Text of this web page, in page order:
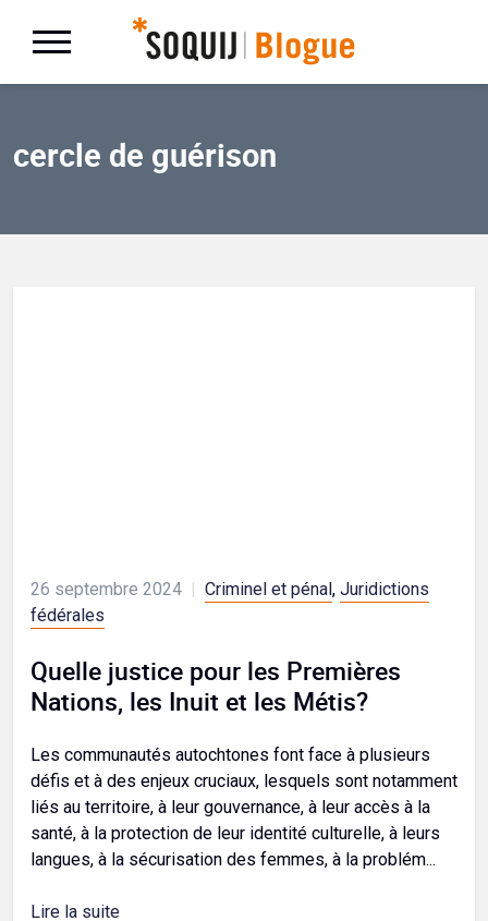
cercle de guérison
26 septembre 2024 Criminel et pénal , Juridictions
fédérales
Quelle justice pour les Premières
Nations, les Inuit et les Métis?
Les communautés autochtones font face à plusieurs
défis et à des enjeux cruciaux, lesquels sont notamment
liés au territoire, à leur gouvernance, à leur accès à la
santé, à la protection de leur identité culturelle, à leurs
langues, à la sécurisation des femmes, à la problém...
Lire la suite